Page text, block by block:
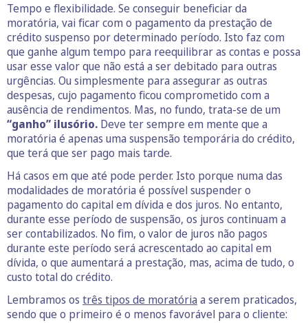
Tempo e flexibilidade. Se conseguir beneficiar da
moratória, vai ficar com o pagamento da prestação de
crédito suspenso por determinado período. Isto faz com
que ganhe algum tempo para reequilibrar as contas e possa
usar esse valor que não está a ser debitado para outras
urgências. Ou simplesmente para assegurar as outras
despesas, cujo pagamento ficou comprometido com a
ausência de rendimentos. Mas, no fundo, trata-se de um
“ganho” ilusório. Deve ter sempre em mente que a
moratória é apenas uma suspensão temporária do crédito,
que terá que ser pago mais tarde.
Há casos em que até pode perder. Isto porque numa das
modalidades de moratória é possível suspender o
pagamento do capital em dívida e dos juros. No entanto,
durante esse período de suspensão, os juros continuam a
ser contabilizados. No fim, o valor de juros não pagos
durante este período será acrescentado ao capital em
dívida, o que aumentará a prestação, mas, acima de tudo, o
custo total do crédito.
Lembramos os três tipos de moratória a serem praticados,
sendo que o primeiro é o menos favorável para o cliente: